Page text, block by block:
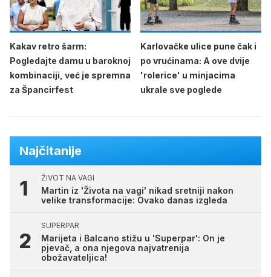
Kakav retro šarm:
Pogledajte damu u baroknoj
kombinaciji, već je spremna
za Špancirfest
Karlovačke ulice pune čak i
po vrućinama: A ove dvije
'rolerice' u minjacima
ukrale sve poglede
Najčitanije
ŽIVOT NA VAGI
Martin iz 'Života na vagi' nikad sretniji nakon
velike transformacije: Ovako danas izgleda
SUPERPAR
Marijeta i Balcano stižu u 'Superpar': On je
pjevač, a ona njegova najvatrenija
obožavateljica!